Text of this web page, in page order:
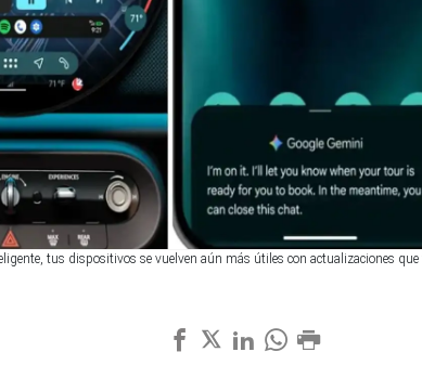
tus dispositivos se vuelven aún más útiles con actualizaciones que